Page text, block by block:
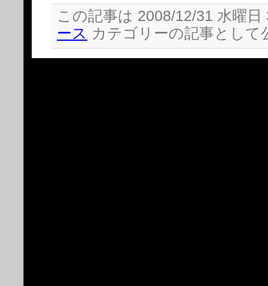
す) ィ
ン
ド
ウ
で
開
ま
この記事は 2008/12/31 水曜
ース カテゴリーの記事として